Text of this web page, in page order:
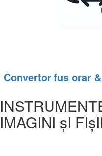
Convertor fus orar
IMAGINI șI